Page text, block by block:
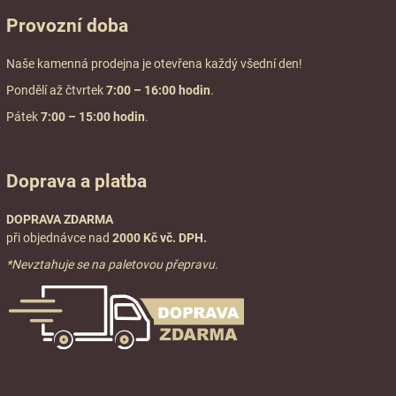
Provozní doba
Naše kamenná prodejna je otevřena každý všední den!
Pondělí až čtvrtek7:00 – 16:00 hodin.
Pátek7:00 – 15:00 hodin.
Doprava a platba
DOPRAVA ZDARMA
při objednávce nad 2000 Kč vč. DPH.
*Nevztahuje se na paletovou přepravu.